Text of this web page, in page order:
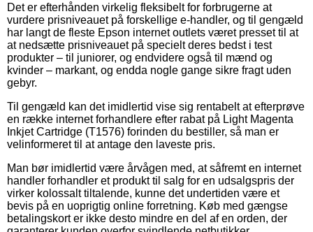
Det er efterhånden virkelig fleksibelt for forbrugerne at
vurdere prisniveauet på forskellige e-handler, og til gengæld
har langt de fleste Epson internet outlets været presset til at
at nedsætte prisniveauet på specielt deres bedst i test
produkter – til juniorer, og endvidere også til mænd og
kvinder – markant, og endda nogle gange sikre fragt uden
gebyr.
Til gengæld kan det imidlertid vise sig rentabelt at efterprøve
en række internet forhandlere efter rabat på Light Magenta
Inkjet Cartridge (T1576) forinden du bestiller, så man er
velinformeret til at antage den laveste pris.
Man bør imidlertid være årvågen med, at såfremt en internet
handler forhandler et produkt til salg for en udsalgspris der
virker kolossalt tiltalende, kunne det undertiden være et
bevis på en uoprigtig online forretning. Køb med gængse
betalingskort er ikke desto mindre en del af en orden, der